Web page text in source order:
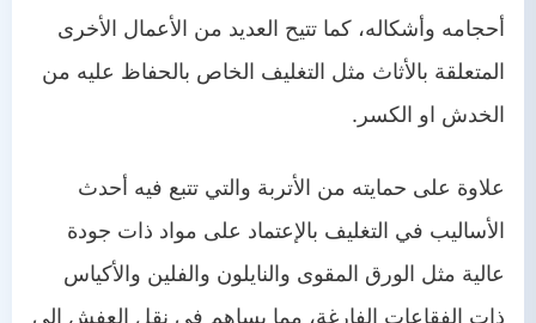
أحجامه وأشكاله، كما تتيح العديد من الأعمال الأخرى
المتعلقة بالأثاث مثل التغليف الخاص بالحفاظ عليه من
الخدش او الكسر.
علاوة على حمايته من الأتربة والتي تتبع فيه أحدث
الأساليب في التغليف بالإعتماد على مواد ذات جودة
عالية مثل الورق المقوى والنايلون والفلين والأكياس
ذات الفقاعات الفارغة، مما يساهم في نقل العفش الى